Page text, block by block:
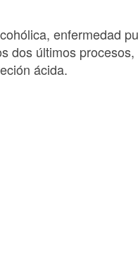
enfermedad
dos últimos
ácida.